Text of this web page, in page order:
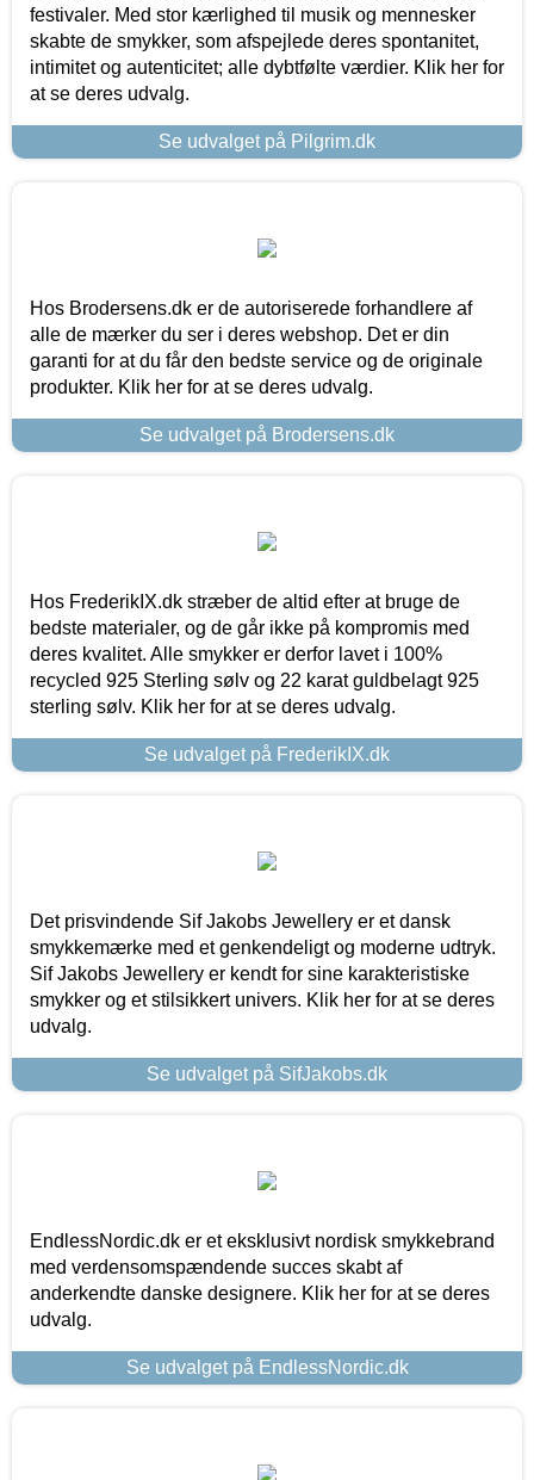
festivaler. Med stor kærlighed til musik og mennesker
skabte de smykker, som afspejlede deres spontanitet,
intimitet og autenticitet; alle dybtfølte værdier. Klik her for
at se deres udvalg.
Se udvalget på Pilgrim.dk
Hos Brodersens.dk er de autoriserede forhandlere af
alle de mærker du ser i deres webshop. Det er din
garanti for at du får den bedste service og de originale
produkter. Klik her for at se deres udvalg.
Se udvalget på Brodersens.dk
Hos FrederikIX.dk stræber de altid efter at bruge de
bedste materialer, og de går ikke på kompromis med
deres kvalitet. Alle smykker er derfor lavet i 100%
recycled 925 Sterling sølv og 22 karat guldbelagt 925
sterling sølv. Klik her for at se deres udvalg.
Se udvalget på FrederikIX.dk
Det prisvindende Sif Jakobs Jewellery er et dansk
smykkemærke med et genkendeligt og moderne udtryk.
Sif Jakobs Jewellery er kendt for sine karakteristiske
smykker og et stilsikkert univers. Klik her for at se deres
udvalg.
Se udvalget på SifJakobs.dk
EndlessNordic.dk er et eksklusivt nordisk smykkebrand
med verdensomspændende succes skabt af
anderkendte danske designere. Klik her for at se deres
udvalg.
Se udvalget på EndlessNordic.dk